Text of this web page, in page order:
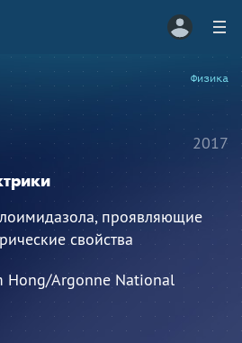
Физика
проявляющие
свойства
Hong/Argonne National
2017